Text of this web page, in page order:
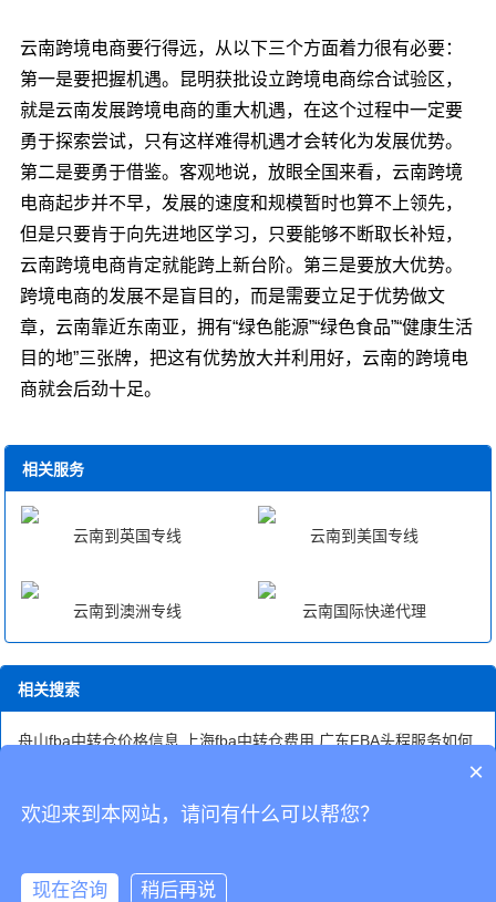
云南跨境电商要行得远，从以下三个方面着力很有必要：
第一是要把握机遇。昆明获批设立跨境电商综合试验区，
就是云南发展跨境电商的重大机遇，在这个过程中一定要
勇于探索尝试，只有这样难得机遇才会转化为发展优势。
第二是要勇于借鉴。客观地说，放眼全国来看，云南跨境
电商起步并不早，发展的速度和规模暂时也算不上领先，
但是只要肯于向先进地区学习，只要能够不断取长补短，
云南跨境电商肯定就能跨上新台阶。第三是要放大优势。
跨境电商的发展不是盲目的，而是需要立足于优势做文
章，云南靠近东南亚，拥有“绿色能源”“绿色食品”“健康生活
目的地”三张牌，把这有优势放大并利用好，云南的跨境电
商就会后劲十足。
相关服务
云南到英国专线 云南到美国专线
云南到澳洲专线 云南国际快递代理
相关搜索
舟山fba中转仓价格信息 上海fba中转仓费用 广东FBA头程服务如何
天津至英
仓价钱
×
欢迎来到本网站，请问有什么可以帮您？
现在咨询 稍后再说